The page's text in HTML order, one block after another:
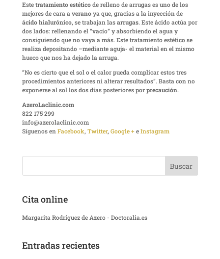
Estetratamiento estéticode relleno de arrugas es uno de los
mejores de cara averanoya que, gracias a la inyección de
ácido hialurónico, se trabajan lasarrugas. Este ácido actúa por
dos lados: rellenando el “vacío” y absorbiendo el agua y
consiguiendo que no vaya a más. Este tratamiento estético se
realiza depositando –mediante aguja- el material en el mismo
hueco que nos ha dejado la arruga.
“No es cierto que el sol o el calor pueda complicar estos tres
procedimientos anteriores ni alterar resultados”. Basta con no
exponerse al sol los dos días posteriores porprecaución.
AzeroLaclinic.com
822 175 299
info@azerolaclinic.com
Síguenos enFacebook, Twitter, Google +eInstagram
Cita online
Margarita Rodríguez de Azero - Doctoralia.es
Entradas recientes